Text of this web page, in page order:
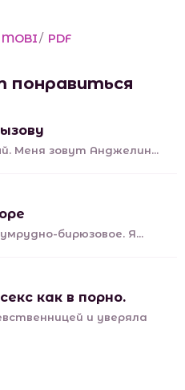
MOBI/ PDF
понравиться
Меня зовут Анджелин...
бирюзовое. Я...
как в порно.
и уверяла